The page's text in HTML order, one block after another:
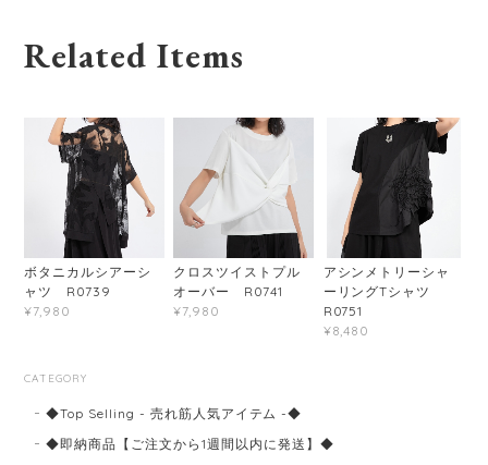
Related Items
ボタニカルシアーシ
ャツ R0739
¥7,980
クロスツイストプル
オーバー R0741
¥7,980
アシンメトリーシャ
ーリングTシャツ
R0751
¥8,480
CATEGORY
◆Top Selling - 売れ筋人気アイテム -◆
◆即納商品【ご注文から1週間以内に発送】◆